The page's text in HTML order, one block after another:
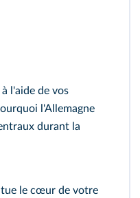
l'aide de vos
l'Allemagne
durant la
le cœur de votre